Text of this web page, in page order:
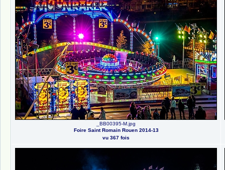
_BB00395-M.jpg
Foire Saint Romain Rouen 2014-13
vu 367 fois